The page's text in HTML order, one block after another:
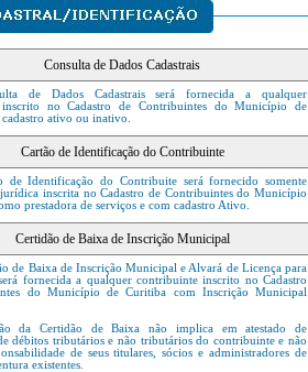
de Dados Cadastrais será fornecida a qualquer
no Cadastro de Contribuintes do Município de
ativo ou inativo.
de Identificação do Contribuite será fornecido somente
jurídica inscrita no Cadastro de Contribuintes do Município
prestadora de serviços e com cadastro Ativo.
de Baixa de Inscrição Municipal e Alvará de Licença para
fornecida a qualquer contribuinte inscrito no Cadastro
do Município de Curitiba com Inscrição Municipal
da Certidão de Baixa não implica em atestado de
débitos tributários e não tributários do contribuinte e não
de seus titulares, sócios e administradores de
existentes.